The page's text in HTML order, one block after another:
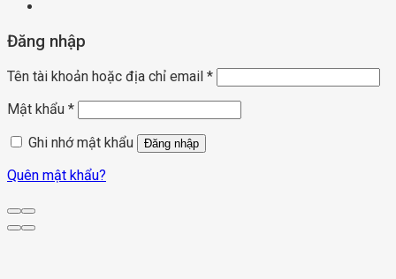
Đăng nhập
Tên tài khoản hoặc địa chỉ email *
Mật khẩu *
Ghi nhớ mật khẩu
Đăng nhập
Quên mật khẩu?